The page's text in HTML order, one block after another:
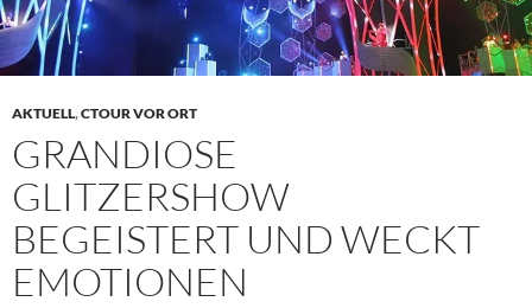
AKTUELL,CTOUR VOR ORT
GRANDIOSE
GLITZERSHOW
BEGEISTERT UND WECKT
EMOTIONEN